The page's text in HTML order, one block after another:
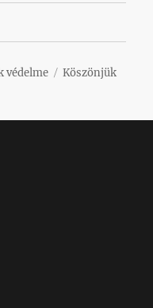
védelme
Köszönjük